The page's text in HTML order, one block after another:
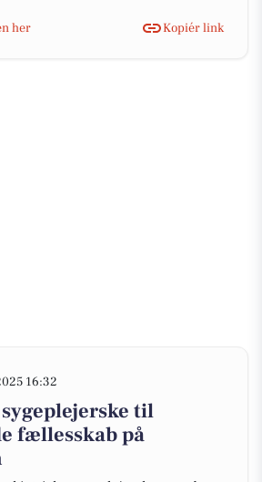
her
Kopiér link
16:32
til
fællesskab på